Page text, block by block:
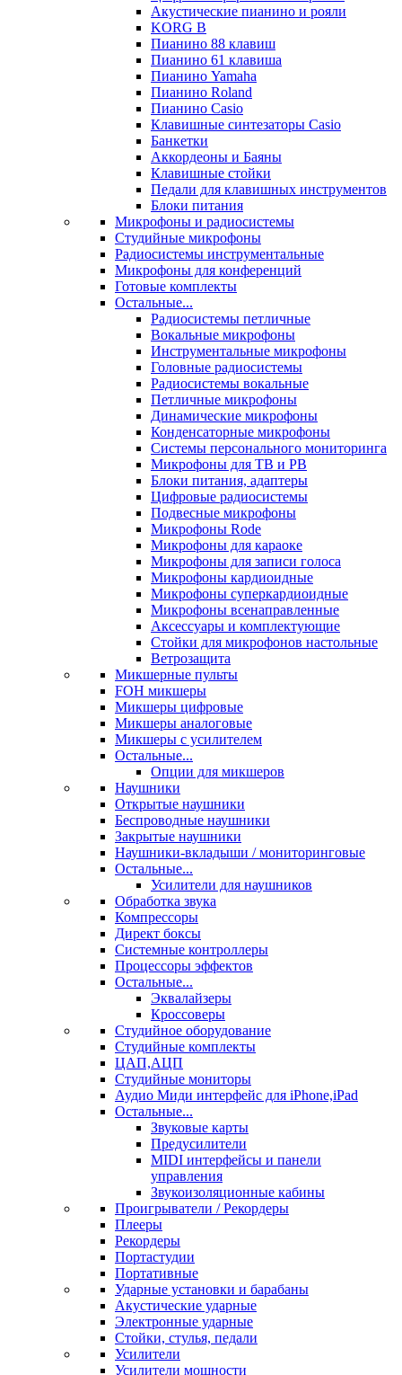
Акустические пианино и рояли
KORG B
Пианино 88 клавиш
Пианино 61 клавиша
Пианино Yamaha
Пианино Roland
Пианино Casio
Клавишные синтезаторы Casio
Банкетки
Аккордеоны и Баяны
Клавишные стойки
Педали для клавишных инструментов
Блоки питания
Микрофоны и радиосистемы
Студийные микрофоны
Радиосистемы инструментальные
Микрофоны для конференций
Готовые комплекты
Остальные...
Радиосистемы петличные
Вокальные микрофоны
Инструментальные микрофоны
Головные радиосистемы
Радиосистемы вокальные
Петличные микрофоны
Динамические микрофоны
Конденсаторные микрофоны
Системы персонального мониторинга
Микрофоны для ТВ и РВ
Блоки питания, адаптеры
Цифровые радиосистемы
Подвесные микрофоны
Микрофоны Rode
Микрофоны для караоке
Микрофоны для записи голоса
Микрофоны кардиоидные
Микрофоны суперкардиоидные
Микрофоны всенаправленные
Аксессуары и комплектующие
Стойки для микрофонов настольные
Ветрозащита
Микшерные пульты
FOH микшеры
Микшеры цифровые
Микшеры аналоговые
Микшеры с усилителем
Остальные...
Опции для микшеров
Наушники
Открытые наушники
Беспроводные наушники
Закрытые наушники
Наушники-вкладыши / мониторинговые
Остальные...
Усилители для наушников
Обработка звука
Компрессоры
Директ боксы
Системные контроллеры
Процессоры эффектов
Остальные...
Эквалайзеры
Кроссоверы
Студийное оборудование
Студийные комплекты
ЦАП,АЦП
Студийные мониторы
Аудио Миди интерфейс для iPhone,iPad
Остальные...
Звуковые карты
Предусилители
MIDI интерфейсы и панели
управления
Звукоизоляционные кабины
Проигрыватели / Рекордеры
Плееры
Рекордеры
Портастудии
Портативные
Ударные установки и барабаны
Акустические ударные
Электронные ударные
Стойки, стулья, педали
Усилители
Усилители мощности